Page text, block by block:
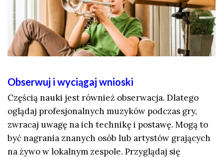
Obserwuj i wyciągaj wnioski
Częścią nauki jest również obserwacja. Dlatego
oglądaj profesjonalnych muzyków podczas gry,
zwracaj uwagę na ich technikę i postawę. Mogą to
być nagrania znanych osób lub artystów grających
na żywo w lokalnym zespole. Przyglądaj się